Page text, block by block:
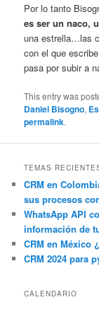
Por lo tanto
es ser un naco,
una estrella…las
con el que
pasa por subir a
This entry was
Daniel Bisogno,
permalink.
TEMAS
CRM en
sus procesos
WhatsApp API
información de
CRM en México
CRM 2024 para
CALENDARIO